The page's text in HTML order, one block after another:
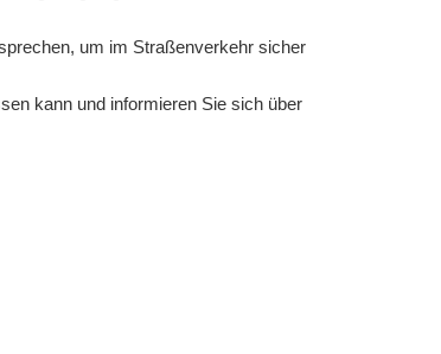
um im Straßenverkehr sicher
kann und informieren Sie sich über